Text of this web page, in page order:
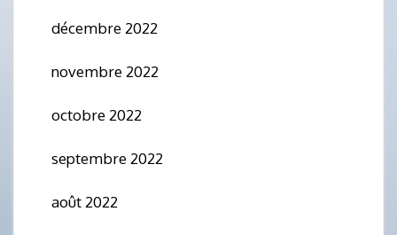
décembre 2022
novembre 2022
octobre 2022
septembre 2022
août 2022